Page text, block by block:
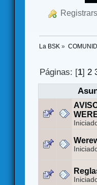
La BSK »
Páginas: [1]2